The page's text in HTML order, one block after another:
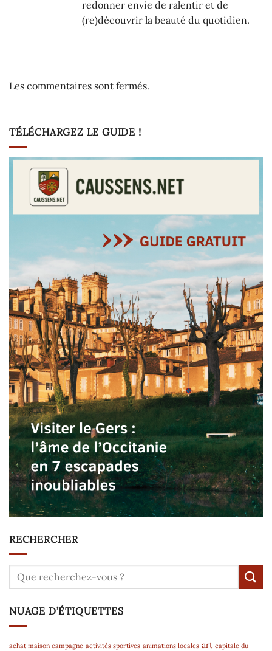
redonner envie de ralentir et de
(re)découvrir la beauté du quotidien.
Les commentaires sont fermés.
TÉLÉCHARGEZ LE GUIDE !
RECHERCHER
NUAGE D’ÉTIQUETTES
achat maison campagne activités sportives animations locales art capitale du